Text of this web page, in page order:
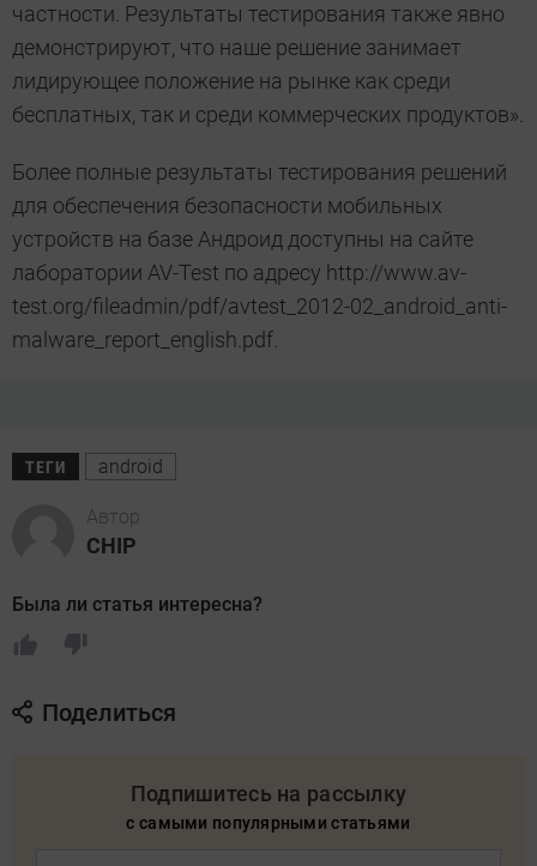
частности. Результаты тестирования также явно
демонстрируют, что наше решение занимает
лидирующее положение на рынке как среди
бесплатных, так и среди коммерческих продуктов».
Более полные результаты тестирования решений
для обеспечения безопасности мобильных
устройств на базе Андроид доступны на сайте
лаборатории AV-Test по адресу http://www.av-
test.org/fileadmin/pdf/avtest_2012-02_android_anti-
malware_report_english.pdf.
ТЕГИ android
Автор
CHIP
Была ли статья интересна?
Поделиться
Подпишитесь на рассылку
с самыми популярными статьями